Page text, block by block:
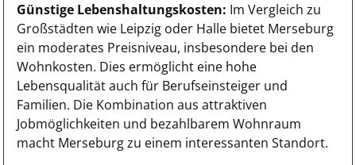
Günstige Lebenshaltungskosten: Im Vergleich zu
Großstädten wie Leipzig oder Halle bietet Merseburg
ein moderates Preisniveau, insbesondere bei den
Wohnkosten. Dies ermöglicht eine hohe
Lebensqualität auch für Berufseinsteiger und
Familien. Die Kombination aus attraktiven
Jobmöglichkeiten und bezahlbarem Wohnraum
macht Merseburg zu einem interessanten Standort.